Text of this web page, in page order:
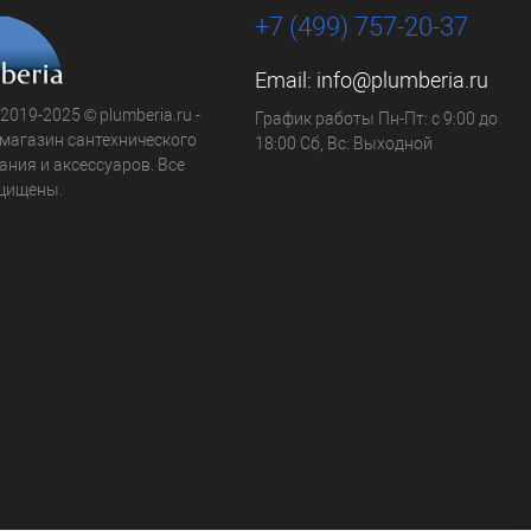
2025 © plumberia.ru -
сантехнического
и аксессуаров. Все
+7 (499) 757-20-37
Email: info@plumberia.ru
График работы Пн-Пт: с 9:00 до
18:00 Сб, Вс: Выходной